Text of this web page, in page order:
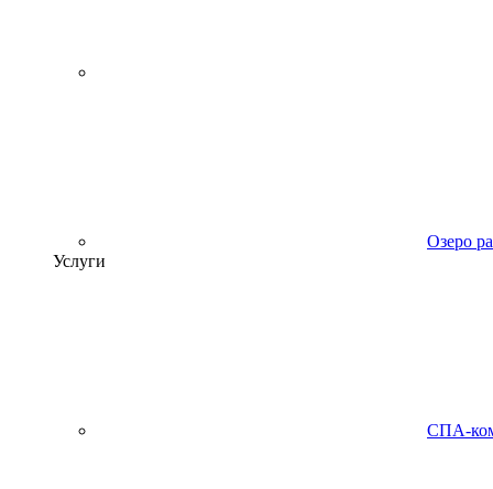
Озеро
Услуги
СПА-